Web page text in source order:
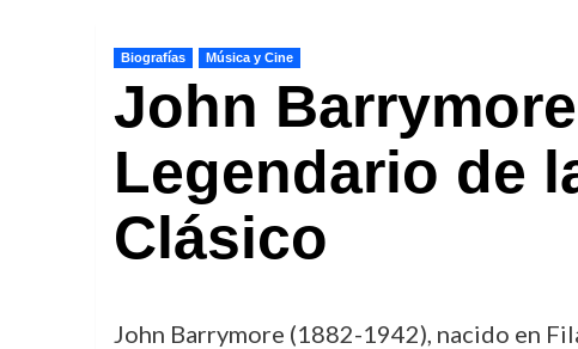
Biografías Música y Cine
John
Legendario de
Clásico
John Barrymore (1882-1942), nacido en